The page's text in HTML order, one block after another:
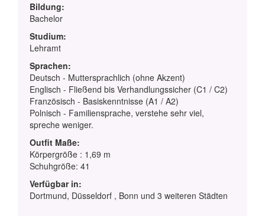
Bildung:
Bachelor
Studium:
Lehramt
Sprachen:
Deutsch - Muttersprachlich (ohne Akzent)
Englisch - Fließend bis Verhandlungssicher (C1 / C2)
Französisch - Basiskenntnisse (A1 / A2)
Polnisch - Familiensprache, verstehe sehr viel,
spreche weniger.
Outfit Maße:
Körpergröße : 1,69 m
Schuhgröße: 41
Verfügbar in:
Dortmund, Düsseldorf , Bonn und 3 weiteren Städten